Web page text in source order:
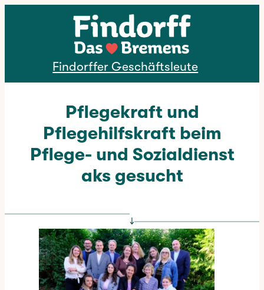
Direkt zum Inhalt
Findorffer Geschäftsleute
Pflegekraft und
Pflegehilfskraft beim
Pflege- und Sozialdienst
aks gesucht
↓